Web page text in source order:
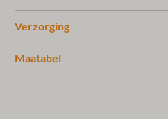
Verzorging
Maatabel